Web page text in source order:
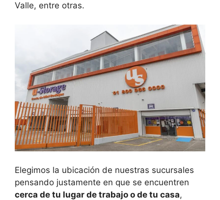
Valle, entre otras.
Elegimos la ubicación de nuestras sucursales
pensando justamente en que se encuentren
cerca de tu lugar de trabajo o de tu casa,